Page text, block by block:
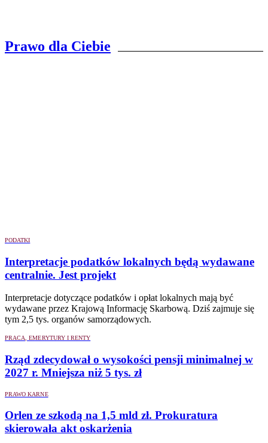
Prawo dla Ciebie
PODATKI
Interpretacje podatków lokalnych będą wydawane
centralnie. Jest projekt
Interpretacje dotyczące podatków i opłat lokalnych mają być
wydawane przez Krajową Informację Skarbową. Dziś zajmuje się
tym 2,5 tys. organów samorządowych.
PRACA, EMERYTURY I RENTY
Rząd zdecydował o wysokości pensji minimalnej w
2027 r. Mniejsza niż 5 tys. zł
PRAWO KARNE
Orlen ze szkodą na 1,5 mld zł. Prokuratura
skierowała akt oskarżenia